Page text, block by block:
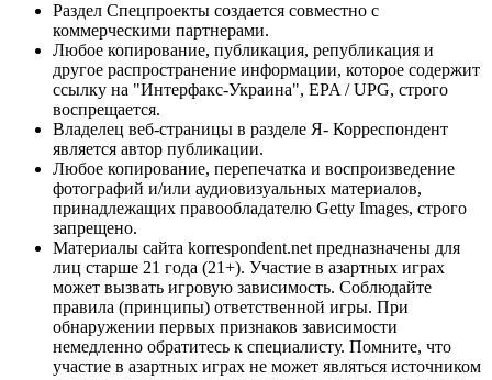
Раздел Спецпроекты создается совместно с
коммерческими партнерами.
Любое копирование, публикация, републикация и
другое распространение информации, которое содержит
ссылку на "Интерфакс-Украина", EPA / UPG, строго
воспрещается.
Владелец веб-страницы в разделе Я- Корреспондент
является автор публикации.
Любое копирование, перепечатка и воспроизведение
фотографий и/или аудиовизуальных материалов,
принадлежащих правообладателю Getty Images, строго
запрещено.
Материалы сайта korrespondent.net предназначены для
лиц старше 21 года (21+). Участие в азартных играх
может вызвать игровую зависимость. Соблюдайте
правила (принципы) ответственной игры. При
обнаружении первых признаков зависимости
немедленно обратитесь к специалисту. Помните, что
участие в азартных играх не может являться источником